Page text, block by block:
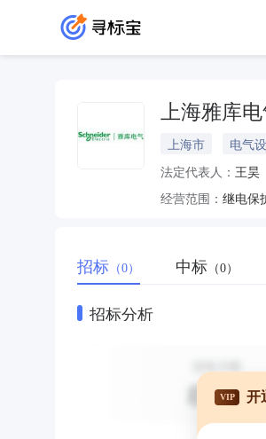
上海雅库
上海市 电气
法定代表人： 王昊
经营范围：
招标 （0） 中标 （0）
招标分析
VIP 开